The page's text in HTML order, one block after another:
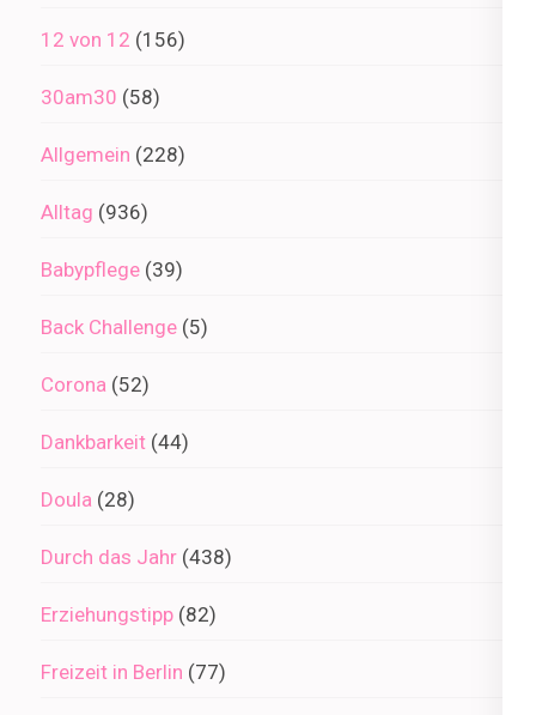
12 von 12 (156)
30am30 (58)
Allgemein (228)
Alltag (936)
Babypflege (39)
Back Challenge (5)
Corona (52)
Dankbarkeit (44)
Doula (28)
Durch das Jahr (438)
Erziehungstipp (82)
Freizeit in Berlin (77)